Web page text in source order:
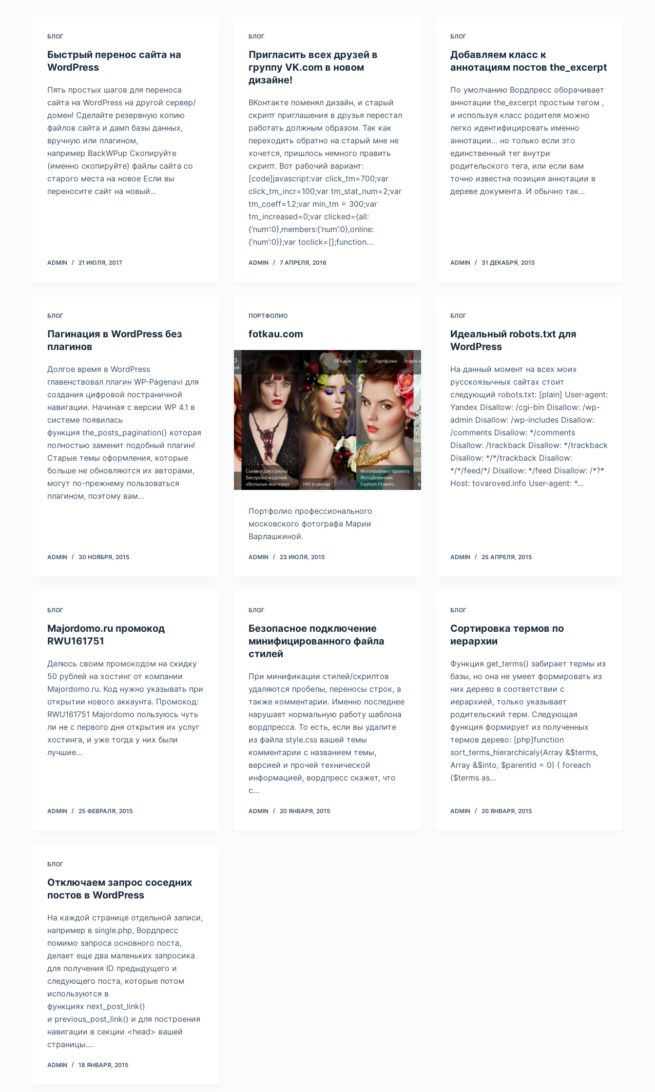
БЛОГ
Быстрый перенос сайта на
WordPress
Пять простых шагов для переноса
сайта на WordPress на другой сервер/
домен! Сделайте резервную копию
файлов сайта и дамп базы данных,
вручную или плагином,
например BackWPup Скопируйте
(именно скопируйте) файлы сайта со
старого места на новое Если вы
переносите сайт на новый…
ADMIN 21 ИЮЛЯ, 2017
БЛОГ
Пригласить всех друзей в
группу VK.com в новом
дизайне!
ВКонтакте поменял дизайн, и старый
скрипт приглашения в друзья перестал
работать должным образом. Так как
переходить обратно на старый мне не
хочется, пришлось немного править
скрипт. Вот рабочий вариант:
[code]javascript:var click_tm=700;var
click_tm_incr=100;var tm_stat_num=2;var
tm_coeff=1.2;var min_tm = 300;var
tm_increased=0;var clicked={all:
{‘num’:0},members:{‘num’:0},online:
{‘num’:0}};var toclick=[];function…
ADMIN 7 АПРЕЛЯ, 2016
БЛОГ
Добавляем класс к
аннотациям постов the_excerpt
По умолчанию Вордпресс оборачивает
аннотации the_excerpt простым тегом ,
и используя класс родителя можно
легко идентифицировать именно
аннотации… но только если это
единственный тег внутри
родительского тега, или если вам
точно известна позиция аннотации в
дереве документа. И обычно так…
ADMIN 31 ДЕКАБРЯ, 2015
БЛОГ
Пагинация в WordPress без
плагинов
Долгое время в WordPress
главенствовал плагин WP-Pagenavi для
создания цифровой постраничной
навигации. Начиная с версии WP 4.1 в
системе появилась
функция the_posts_pagination() которая
полностью заменит подобный плагин!
Старые темы оформления, которые
больше не обновляются их авторами,
могут по-прежнему пользоваться
плагином, поэтому вам…
ADMIN 30 НОЯБРЯ, 2015
ПОРТФОЛИО
fotkau.com
Портфолио профессионального
московского фотографа Марии
Варлашкиной.
ADMIN 23 ИЮЛЯ, 2015
БЛОГ
Идеальный robots.txt для
WordPress
На данный момент на всех моих
русскоязычных сайтах стоит
следующий robots.txt: [plain] User-agent:
Yandex Disallow: /cgi-bin Disallow: /wp-
admin Disallow: /wp-includes Disallow:
/comments Disallow: */comments
Disallow: /trackback Disallow: */trackback
Disallow: */*/trackback Disallow:
*/*/feed/*/ Disallow: */feed Disallow: /*?*
Host: tovaroved.info User-agent: *…
ADMIN 25 АПРЕЛЯ, 2015
БЛОГ
Majordomo.ru промокод
RWU161751
Делюсь своим промокодом на скидку
50 рублей на хостинг от компании
Majordomo.ru. Код нужно указывать при
открытии нового аккаунта. Промокод:
RWU161751 Majordomo пользуюсь чуть
ли не с первого дня открытия их услуг
хостинга, и уже тогда у них были
лучшие…
ADMIN 25 ФЕВРАЛЯ, 2015
БЛОГ
Безопасное подключение
минифицированного файла
стилей
При минификации стилей/скриптов
удаляются пробелы, переносы строк, а
также комментарии. Именно последнее
нарушает нормальную работу шаблона
вордпресса. То есть, если вы удалите
из файла style.css вашей темы
комментарии с названием темы,
версией и прочей технической
информацией, вордпресс скажет, что
с…
ADMIN 20 ЯНВАРЯ, 2015
БЛОГ
Сортировка термов по
иерархии
Функция get_terms() забирает термы из
базы, но она не умеет формировать из
них дерево в соответствии с
иерархией, только указывает
родительский терм. Следующая
функция формирует из полученных
термов дерево: [php]function
sort_terms_hierarchicaly(Array &$terms,
Array &$into, $parentId = 0) { foreach
($terms as…
ADMIN 20 ЯНВАРЯ, 2015
БЛОГ
Отключаем запрос соседних
постов в WordPress
На каждой странице отдельной записи,
например в single.php, Вордпресс
помимо запроса основного поста,
делает еще два маленьких запросика
для получения ID предыдущего и
следующего поста, которые потом
используются в
функциях next_post_link()
и previous_post_link() и для построения
навигации в секции <head> вашей
страницы.…
ADMIN 18 ЯНВАРЯ, 2015